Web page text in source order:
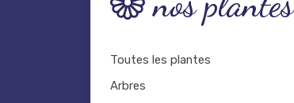
Toutes les plantes
Arbres